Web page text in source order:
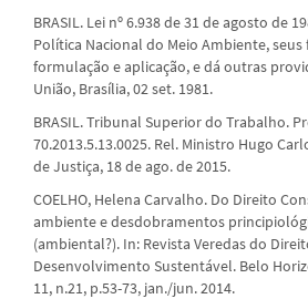
BRASIL. Lei nº 6.938 de 31 de agosto de
Política Nacional do Meio Ambiente,
formulação e aplicação, e dá outras
União, Brasília, 02 set. 1981.
BRASIL. Tribunal Superior do Trabalho.
70.2013.5.13.0025. Rel. Ministro Hugo
de Justiça, 18 de ago. de 2015.
COELHO, Helena Carvalho. Do Direito
ambiente e desdobramentos
(ambiental?). In: Revista Veredas do
Desenvolvimento Sustentável. Belo
11, n.21, p.53-73, jan./jun. 2014.